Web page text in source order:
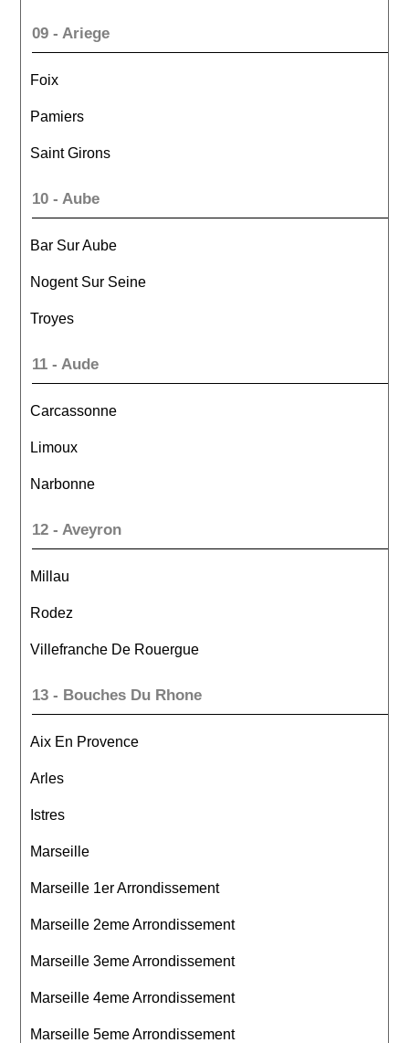
09 - Ariege
Foix
Pamiers
Saint Girons
10 - Aube
Bar Sur Aube
Nogent Sur Seine
Troyes
11 - Aude
Carcassonne
Limoux
Narbonne
12 - Aveyron
Millau
Rodez
Villefranche De Rouergue
13 - Bouches Du Rhone
Aix En Provence
Arles
Istres
Marseille
Marseille 1er Arrondissement
Marseille 2eme Arrondissement
Marseille 3eme Arrondissement
Marseille 4eme Arrondissement
Marseille 5eme Arrondissement